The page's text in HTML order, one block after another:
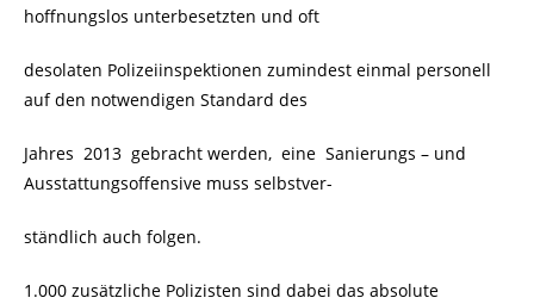
hoffnungslos unterbesetzten und oft
desolaten Polizeiinspektionen zumindest einmal personell
auf den notwendigen Standard des
Jahres 2013 gebracht werden, eine Sanierungs – und
Ausstattungsoffensive muss selbstver-
ständlich auch folgen.
1.000 zusätzliche Polizisten sind dabei das absolute